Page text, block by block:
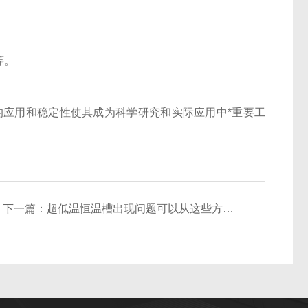
和稳定性使其成为科学研究和实际应用中*重要工
下一篇： 超低温恒温槽出现问题可以从这些方面去排查处理